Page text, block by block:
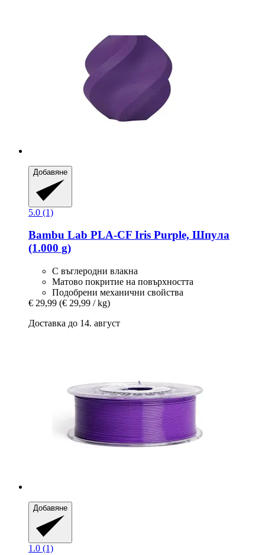
Добавяне
5.0 (1)
Bambu Lab PLA-​CF Iris Purple, Шпула
(1.000 g)
С въглеродни влакна
Матово покритие на повърхността
Подобрени механични свойства
€ 29,99 (€ 29,99 / kg)
Доставка до 14. август
Добавяне
1.0 (1)